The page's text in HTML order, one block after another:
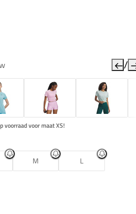
/
voorraad voor maat XS!
M
L